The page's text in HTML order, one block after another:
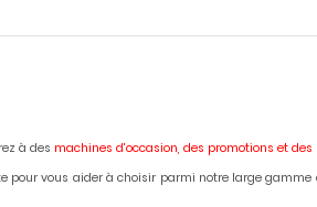
à des machines d'occasion, des promotions et des
pour vous aider à choisir parmi notre large gamme